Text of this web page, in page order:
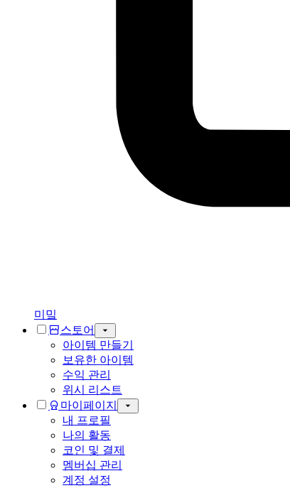
미밐
스토어
아이템 만들기
보유한 아이템
수익 관리
위시 리스트
마이페이지
내 프로필
나의 활동
코인 및 결제
멤버십 관리
계정 설정